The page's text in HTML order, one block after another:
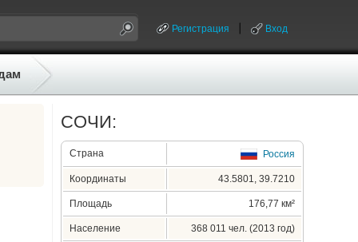
Регистрация Вход
СОЧИ:
Страна Россия
Координаты 43.5801, 39.7210
Площадь 176,77 км²
Население 368 011 чел. (2013 год)